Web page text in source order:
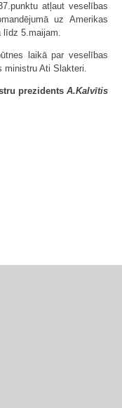
atļaut veselības
uz Amerikas
līdz 5.maijam.
laikā par veselības
ministru Ati Slakteri.
prezidents A.Kalvītis